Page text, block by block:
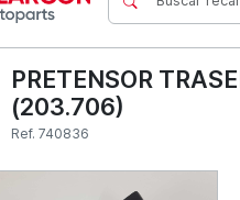
PRETENSOR
(203.706)
Ref. 740836